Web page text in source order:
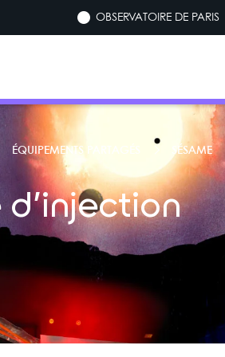
OBSERVATOIRE DE PARIS
ÉQUIPEMENTS PARTAGÉS SÉSAME